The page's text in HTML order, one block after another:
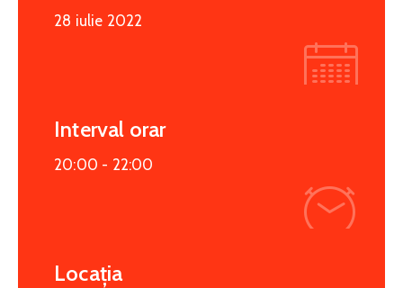
28 iulie 2022
Interval orar
20:00 - 22:00
Locația